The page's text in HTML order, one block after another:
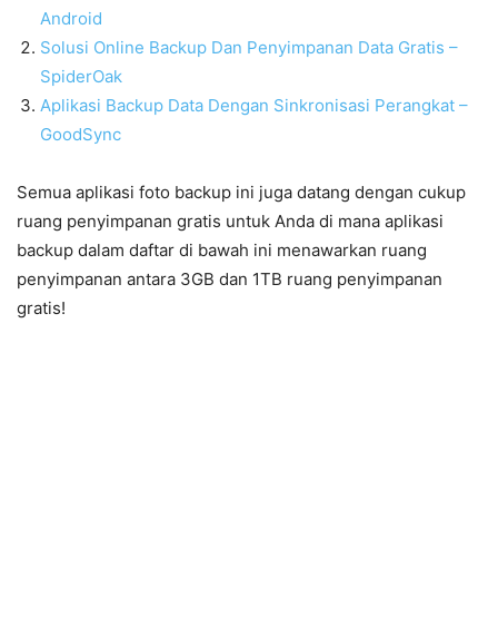
Android
Solusi Online Backup Dan Penyimpanan Data Gratis –
SpiderOak
Aplikasi Backup Data Dengan Sinkronisasi Perangkat –
GoodSync
Semua aplikasi foto backup ini juga datang dengan cukup
ruang penyimpanan gratis untuk Anda di mana aplikasi
backup dalam daftar di bawah ini menawarkan ruang
penyimpanan antara 3GB dan 1TB ruang penyimpanan
gratis!